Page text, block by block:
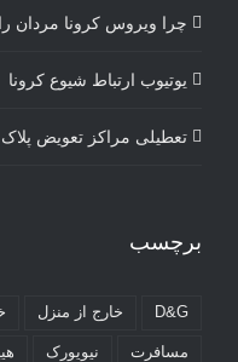
چرا ویروس کرونا مردان
یوتیوب ارتباط شیوع کرونا
تعطیلی مراکز تعویض پلاک
برچسب
D&G خارج از منزل
مسافرت نیویورک